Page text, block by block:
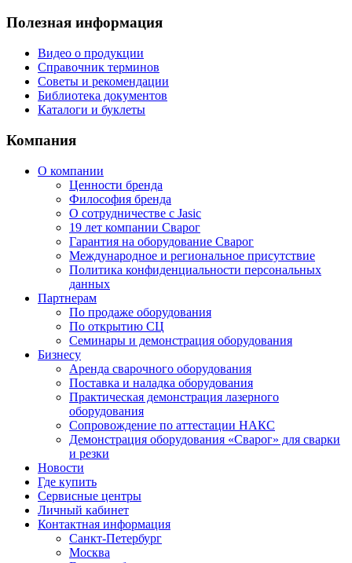
Полезная информация
Видео о продукции
Справочник терминов
Советы и рекомендации
Библиотека документов
Каталоги и буклеты
Компания
О компании
Ценности бренда
Философия бренда
О сотрудничестве с Jasic
19 лет компании Сварог
Гарантия на оборудование Сварог
Международное и региональное присутствие
Политика конфиденциальности персональных
данных
Партнерам
По продаже оборудования
По открытию СЦ
Семинары и демонстрация оборудования
Бизнесу
Аренда сварочного оборудования
Поставка и наладка оборудования
Практическая демонстрация лазерного
оборудования
Сопровождение по аттестации НАКС
Демонстрация оборудования «Сварог» для сварки
и резки
Новости
Где купить
Сервисные центры
Личный кабинет
Контактная информация
Санкт-Петербург
Москва